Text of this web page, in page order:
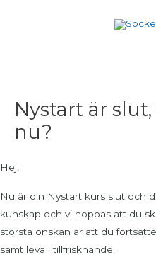
Nystart är
nu?
Hej!
Nu är din Nystart kurs slut och
kunskap och vi hoppas att du
största önskan är att du
samt leva i tillfrisknande.